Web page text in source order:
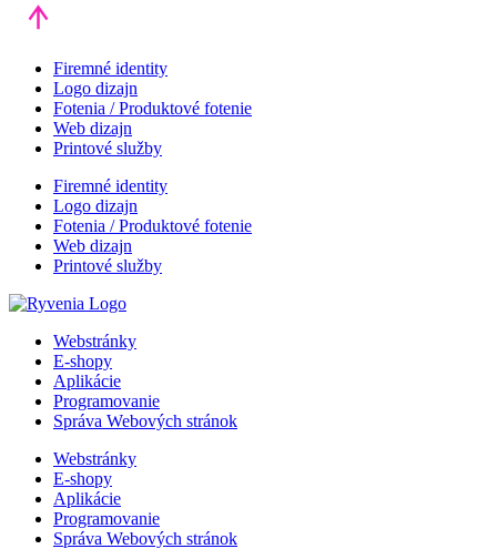
Firemné identity
Logo dizajn
Fotenia / Produktové fotenie
Web dizajn
Printové služby
Firemné identity
Logo dizajn
Fotenia / Produktové fotenie
Web dizajn
Printové služby
Webstránky
E-shopy
Aplikácie
Programovanie
Správa Webových stránok
Webstránky
E-shopy
Aplikácie
Programovanie
Správa Webových stránok